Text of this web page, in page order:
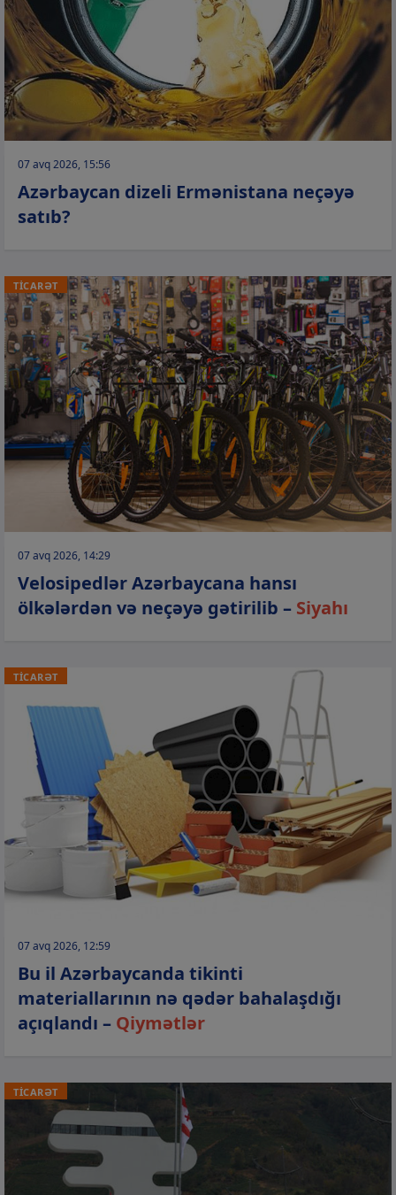
07 avq 2026, 15:56
Azərbaycan dizeli Ermənistana neçəyə
satıb?
TİCARƏT
07 avq 2026, 14:29
Velosipedlər Azərbaycana hansı
ölkələrdən və neçəyə gətirilib – Siyahı
TİCARƏT
07 avq 2026, 12:59
Bu il Azərbaycanda tikinti
materiallarının nə qədər bahalaşdığı
açıqlandı – Qiymətlər
TİCARƏT